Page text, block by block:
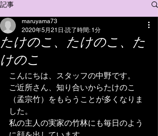
記事
たけのこ、たけのこ、た
けのこ
maruyama73
2020年5月21日 読了時間: 1分
こんにちは、スタッフの中野です。
ご近所さん、知り合いからたけのこ
（孟宗竹）をもらうことが多くなりま
した。
私の主人の実家の竹林にも毎日のよう